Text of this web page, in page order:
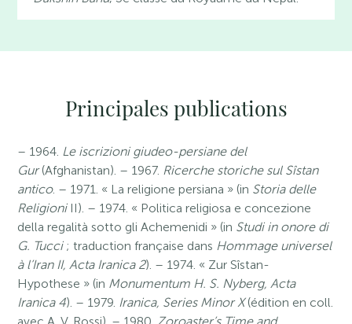
Principales publications
– 1964. Le iscrizioni giudeo-persiane del
Gur(Afghanistan). – 1967. Ricerche storiche sul Sîstan
antico. – 1971. « La religione persiana » (in Storia delle
ReligioniII). – 1974. « Politica religiosa e concezione
della regalità sotto gli Achemenidi » (in Studi in onore di
G. Tucci; traduction française dans Hommage universel
à l’Iran II, Acta Iranica 2). – 1974. « Zur Sîstan-
Hypothese » (in Monumentum H. S. Nyberg, Acta
Iranica 4). – 1979. Iranica, Series Minor X(édition en coll.